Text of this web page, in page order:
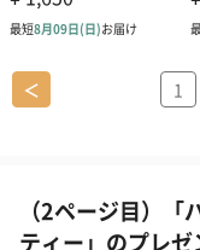
＜ 1
（2ページ目）
ティー」のプレ